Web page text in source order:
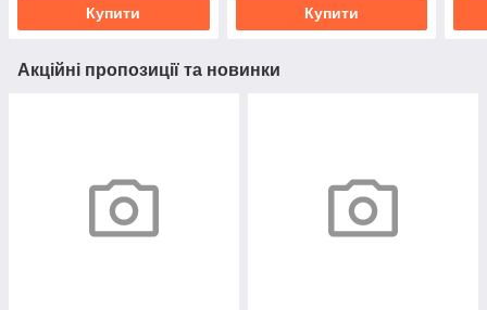
Купити Купити
Акційні пропозиції та новинки